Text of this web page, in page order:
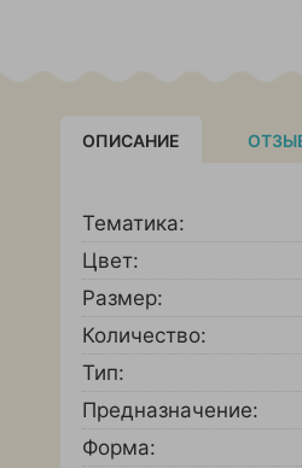
ОПИСАНИЕ
Тематика:
Цвет:
Размер:
Количество:
Тип:
Предназначение:
Форма: